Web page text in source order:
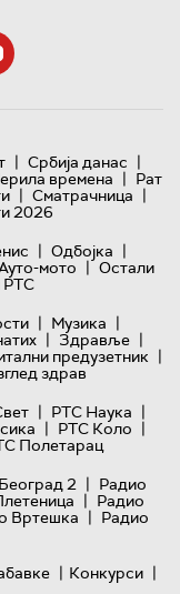
| Србија данас |
времена | Рат
| Сматрачница |
2026
| Одбојка |
мото | Остали
РТС
| Музика |
| Здравље |
предузетник |
здрав
| РТС Наука |
| РТС Коло |
Полетарац
2 | Радио
| Радио
Вртешка | Радио
| Конкурси |